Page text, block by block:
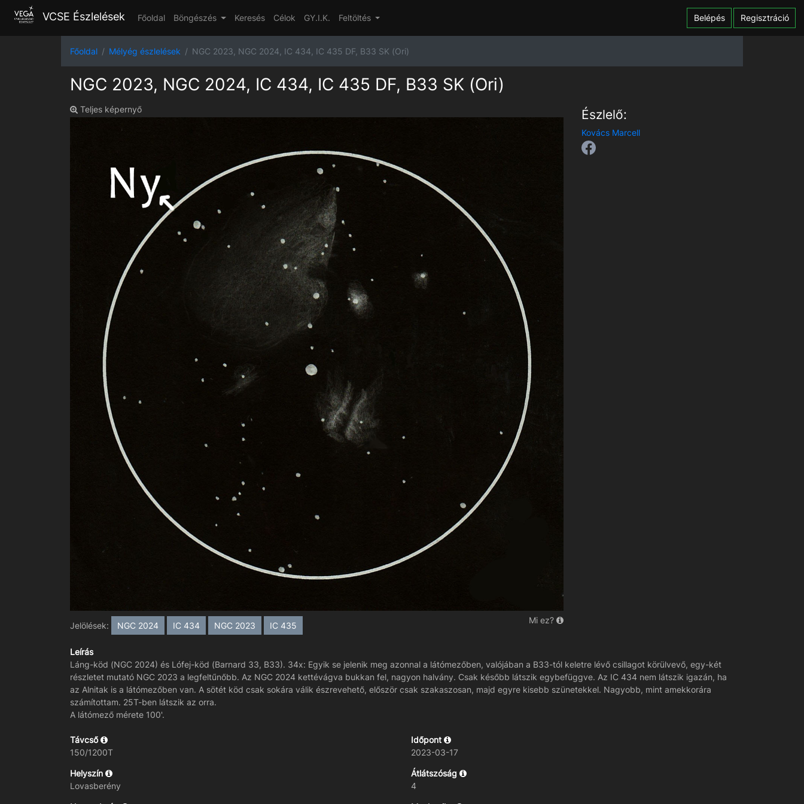
VCSE Észlelések Főoldal Böngészés Keresés Célok GY.I.K. Feltöltés Belépés Regisztráció
Főoldal Mélyég észlelések NGC 2023, NGC 2024, IC 434, IC 435 DF, B33 SK (Ori)
NGC 2023, NGC 2024, IC 434, IC 435 DF, B33 SK (Ori)
Teljes képernyő
Jelölések: NGC 2024 IC 434 NGC 2023 IC 435
Mi ez?
Észlelő:
Kovács Marcell
Leírás
Láng-köd (NGC 2024) és Lófej-köd (Barnard 33, B33). 34x: Egyik se jelenik meg azonnal a látómezőben, valójában a B33-tól keletre lévő csillagot körülvevő, egy-két
részletet mutató NGC 2023 a legfeltűnőbb. Az NGC 2024 kettévágva bukkan fel, nagyon halvány. Csak később látszik egybefüggve. Az IC 434 nem látszik igazán, ha
az Alnitak is a látómezőben van. A sötét köd csak sokára válik észrevehető, először csak szakaszosan, majd egyre kisebb szünetekkel. Nagyobb, mint amekkorára
számítottam. 25T-ben látszik az orra.
A látómező mérete 100'.
Távcső
150/1200T
Időpont
2023-03-17
Helyszín
Lovasberény
Átlátszóság
4